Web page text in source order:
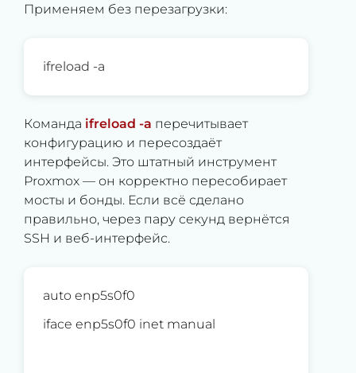
Применяем без перезагрузки:
ifreload -a
Команда ifreload -a перечитывает
конфигурацию и пересоздаёт
интерфейсы. Это штатный инструмент
Proxmox — он корректно пересобирает
мосты и бонды. Если всё сделано
правильно, через пару секунд вернётся
SSH и веб-интерфейс.
auto enp5s0f0
iface enp5s0f0 inet manual